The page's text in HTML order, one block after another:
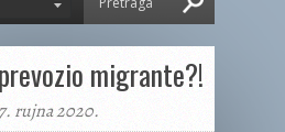
migrante?!
rujna 2020.